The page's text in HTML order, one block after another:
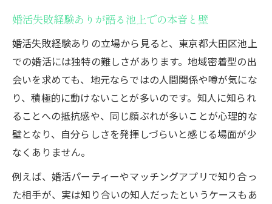
婚活失敗体験談から見える池上の課題
婚活失敗経験ありが指摘する池上の課題点
地元婚活で婚活失敗経験ありが感じたサー
ビスの限界
婚活失敗経験ありが語る池上の出会いの難
しさ
婚活失敗経験ありの視点で考える課題の本
質
池上で婚活失敗経験ありが直面した環境要
因
婚活失敗経験ありが語る池上での本音と壁
婚活失敗経験ありの立場から見ると、東京都大田区池上
での婚活には独特の難しさがあります。地域密着型の出
会いを求めても、地元ならではの人間関係や噂が気にな
り、積極的に動けないことが多いのです。知人に知られ
ることへの抵抗感や、同じ顔ぶれが多いことが心理的な
壁となり、自分らしさを発揮しづらいと感じる場面が少
なくありません。
例えば、婚活パーティーやマッチングアプリで知り合っ
た相手が、実は知り合いの知人だったというケースもあ